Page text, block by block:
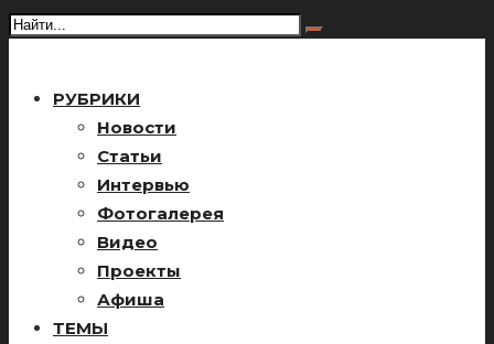
РУБРИКИ
Новости
Статьи
Интервью
Фотогалерея
Видео
Проекты
Афиша
ТЕМЫ